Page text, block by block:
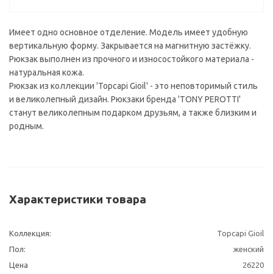
Имеет одно основное отделение. Модель имеет удобную
вертикальную форму. Закрывается на магнитную застёжку.
Рюкзак выполнен из прочного и износостойкого материала -
натуральная кожа.
Рюкзак из коллекции 'Topcapi Gioil' - это неповторимый стиль
и великолепный дизайн. Рюкзаки бренда 'TONY PEROTTI'
станут великолепным подарком друзьям, а также близким и
родным.
Характеристики товара
Коллекция:
Topcapi Gioil
Пол:
женский
Цена
26220